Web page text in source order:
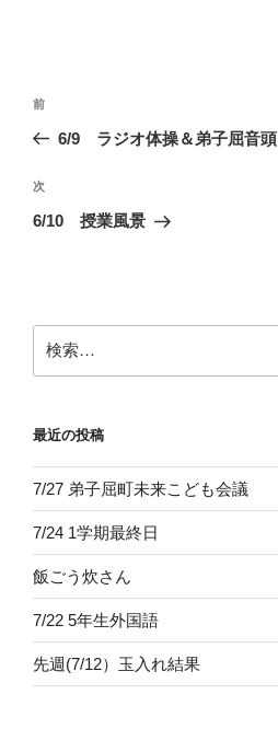
投
ビ
ゲ
ン
前
の
稿
前
6/9 ラジオ体操＆弟子屈音頭
次
の
次
6/10 授業風景
索:
最近の投稿
7/27 弟子屈町未来こども会議
7/24 1学期最終日
飯ごう炊さん
7/22 5年生外国語
先週(7/12）玉入れ結果